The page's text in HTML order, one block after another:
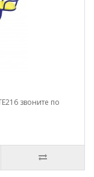
звоните по